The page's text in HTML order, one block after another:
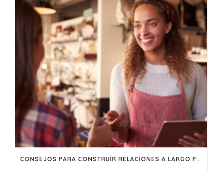
CONSEJOS PARA CONSTRUÍR RELACIONES A LARGO PLAZO CON SUS CLIENTES